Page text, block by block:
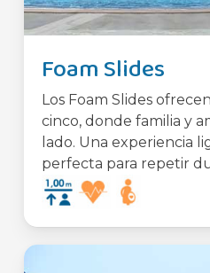
Foam Slides
Los Foam Slides
cinco, donde familia y
lado. Una experiencia
perfecta para repetir